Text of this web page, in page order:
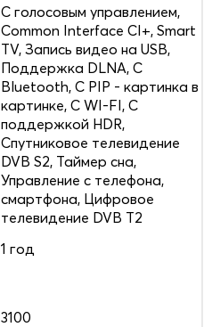
C голосовым управлением,
Common Interface CI+, Smart
TV, Запись видео на USB,
Поддержка DLNA, С
Bluetooth, С PIP - картинка в
картинке, С WI-FI, С
поддержкой HDR,
Спутниковое телевидение
DVB S2, Таймер сна,
Управление с телефона,
смартфона, Цифровое
телевидение DVB T2
1 год
3100